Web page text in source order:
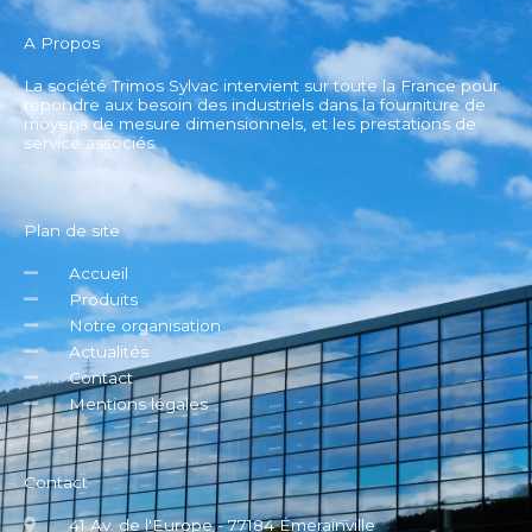
A Propos
La société Trimos Sylvac intervient sur toute la France pour
répondre aux besoin des industriels dans la fourniture de
moyens de mesure dimensionnels, et les prestations de
service associés.
Plan de site
Accueil
Produits
Notre organisation
Actualités
Contact
Mentions légales
Contact
41 Av. de l'Europe - 77184 Émerainville